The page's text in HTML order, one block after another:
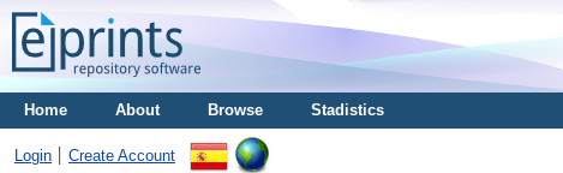
Home About Browse Stadistics
Login Create Account